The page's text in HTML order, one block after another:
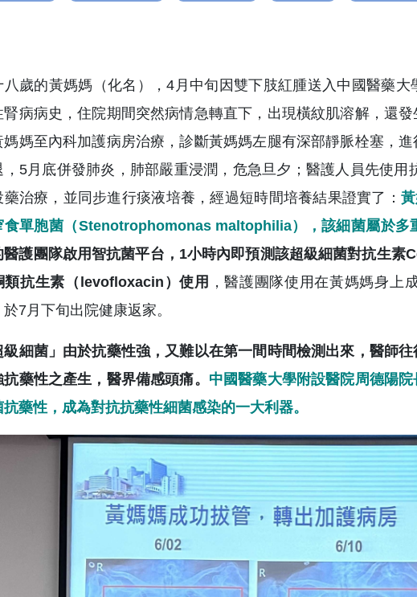
八歲的黃媽媽（化名），4月中旬因雙下肢紅腫送入中國醫藥
腎病病史，住院期間突然病情急轉直下，出現橫紋肌溶解，還
媽媽至內科加護病房治療，診斷黃媽媽左腿有深部靜脈栓塞，
，5月底併發肺炎，肺部嚴重浸潤，危急旦夕；醫護人員先使
藥治療，並同步進行痰液培養，經過短時間培養結果證實了：
食單胞菌（Stenotrophomonas maltophilia），該細菌屬於多
醫護團隊啟用智抗菌平台，1小時內即預測該超級細菌對抗生
類抗生素（levofloxacin）使用 ，醫護團隊使用在黃媽媽身上
7月下旬出院健康返家。
級細菌」由於抗藥性強，又難以在第一間時間檢測出來，醫師
抗藥性之產生，醫界備感頭痛。 中國醫藥大學附設醫院周德陽
抗藥性，成為對抗抗藥性細菌感染的一大利器。